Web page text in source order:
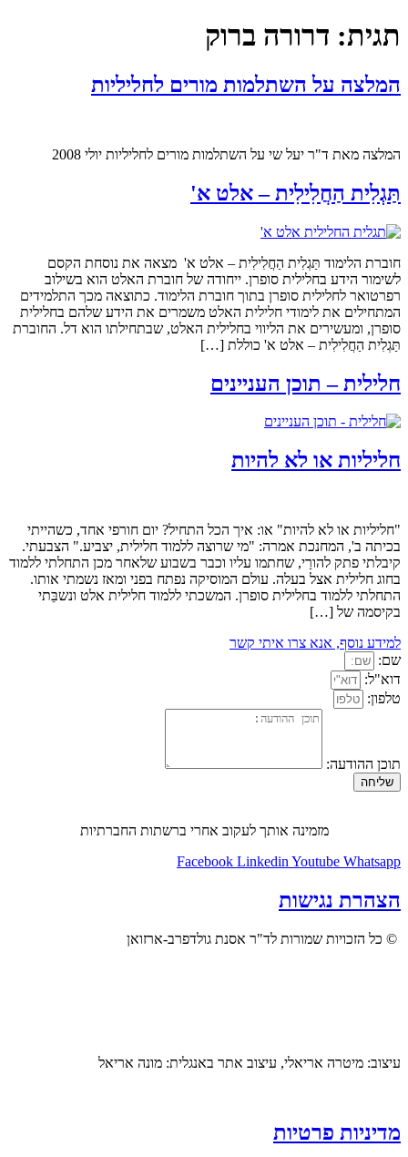
תגית: דרורה ברוק
המלצה על השתלמות מורים לחליליות
המלצה מאת ד"ר יעל שי על השתלמות מורים לחליליות יולי 2008
תַּגְלִית הַחֲלִילִית – אלט א'
חוברת הלימוד תַּגְלִית הַחֲלִילִית – אלט א' מצאה את נוסחת הקסם
לשימור הידע בחלילית סופרן. ייחודה של חוברת האלט הוא בשילוב
רפרטואר לחלילית סופרן בתוך חוברת הלימוד. כתוצאה מכך התלמידים
המתחילים את לימודי חלילית האלט משמרים את הידע שלהם בחלילית
סופרן, ומעשירים את הליווי בחלילית האלט, שבתחילתו הוא דל. החוברת
תַּגְלִית הַחֲלִילִית – אלט א' כוללת […]
חלילית – תוכן העניינים
חליליות או לא להיות
"חליליות או לא להיות" או: איך הכל התחיל? יום חורפי אחד, כשהייתי
בכיתה ב', המחנכת אמרה: "מי שרוצה ללמוד חלילית, יצביע." הצבעתי.
קיבלתי פתק להורַי, שחתמו עליו וכבר בשבוע שלאחר מכן התחלתי ללמוד
בחוג חלילית אצל בעלה. עולם המוסיקה נפתח בפני ומאז נשמתי אותו.
התחלתי ללמוד בחלילית סופרן. המשכתי ללמוד חלילית אלט ונשבֵּתי
בקיסמה של […]
למידע נוסף, אנא צרו איתי קשר
שם:
דוא"ל:
טלפון:
תוכן ההודעה:
שליחה
מזמינה אותך לעקוב אחרי ברשתות החברתיות
Facebook Linkedin Youtube Whatsapp
הצהרת נגישות
© כל הזכויות שמורות לד"ר אסנת גולדפרב-ארזואן
עיצוב: מיטרה אריאלי, עיצוב אתר באנגלית: מונה אריאל
מדיניות פרטיות